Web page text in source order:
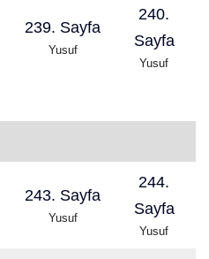
239. Sayfa
Yusuf
240.
Sayfa
Yusuf
243. Sayfa
Yusuf
244.
Sayfa
Yusuf